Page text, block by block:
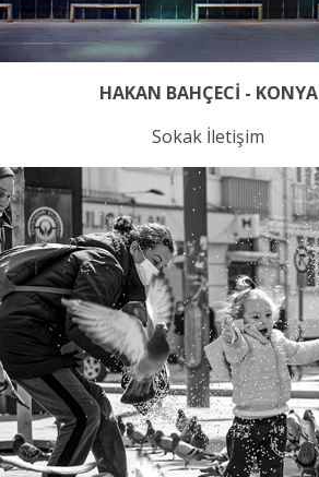
HAKAN BAHÇECİ - KONYA
Sokak İletişim